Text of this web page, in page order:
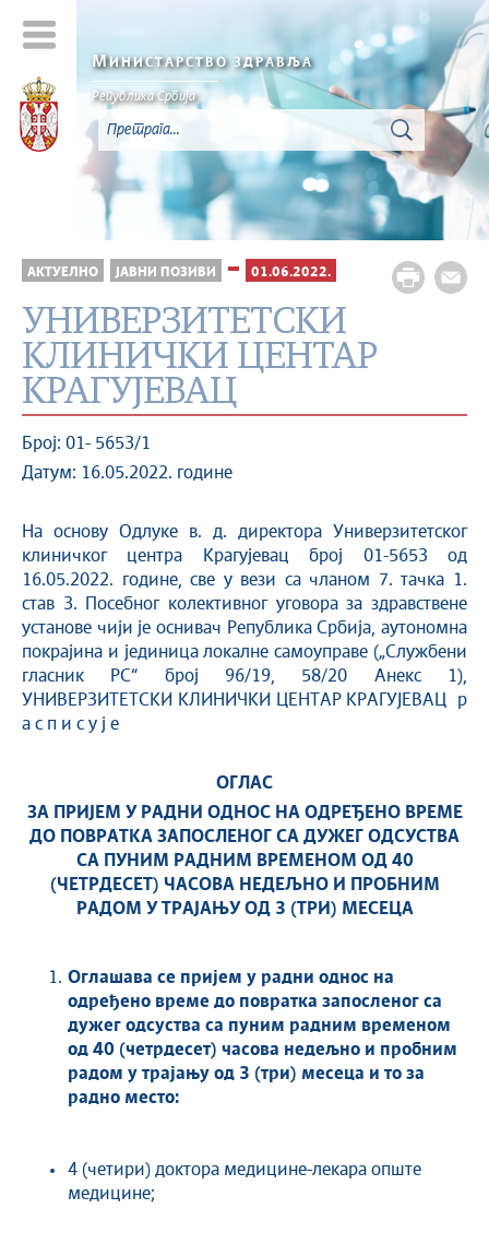
МИНИСТАРСТВО ЗДРАВЉА
Република Србија
АКТУЕЛНО ЈАВНИ ПОЗИВИ 01.06.2022.
УНИВЕРЗИТЕТСКИ
КЛИНИЧКИ ЦЕНТАР
КРАГУЈЕВАЦ
Број: 01- 5653/1
Датум: 16.05.2022. године
На основу Одлуке в. д. директора Универзитетског
клиничког центра Крагујевац број 01-5653 од
16.05.2022. године, све у вези са чланом 7. тачка 1.
став 3. Посебног колективног уговора за здравствене
установе чији је оснивач Република Србија, аутономна
покрајина и јединица локалне самоуправе („Службени
гласник РС“ број 96/19, 58/20 Анекс 1),
УНИВЕРЗИТЕТСКИ КЛИНИЧКИ ЦЕНТАР КРАГУЈЕВАЦ р
а с п и с у ј е
ОГЛАС
ЗА ПРИЈЕМ У РАДНИ ОДНОС НА ОДРЕЂЕНО ВРЕМЕ
ДО ПОВРАТКА ЗАПОСЛЕНОГ СА ДУЖЕГ ОДСУСТВА
СА ПУНИМ РАДНИМ ВРЕМЕНОМ ОД 40
(ЧЕТРДЕСЕТ) ЧАСОВА НЕДЕЉНО И ПРОБНИМ
РАДОМ У ТРАЈАЊУ ОД 3 (ТРИ) МЕСЕЦА
Оглашава се пријем у радни однос на
одређено време до повратка запосленог са
дужег одсуства са пуним радним временом
од 40 (четрдесет) часова недељно и пробним
радом у трајању од 3 (три) месеца и то за
радно место:
4 (четири) доктора медицине-лекара опште
медицине;